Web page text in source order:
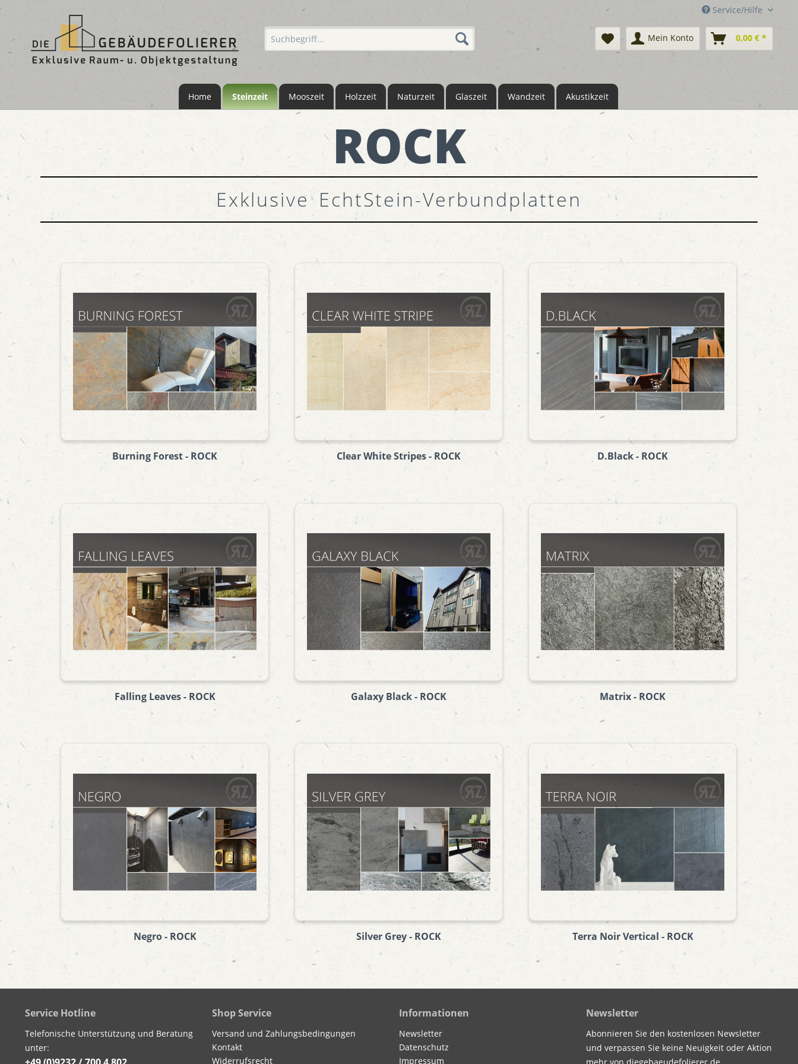
Service/Hilfe
Mein Konto 0,00 € *
Home Steinzeit Mooszeit Holzzeit Naturzeit Glaszeit Wandzeit Akustikzeit
ROCK
Exklusive EchtStein-Verbundplatten
Burning Forest - ROCK Clear White Stripes - ROCK D.Black - ROCK
Falling Leaves - ROCK Galaxy Black - ROCK Matrix - ROCK
Negro - ROCK Silver Grey - ROCK Terra Noir Vertical - ROCK
Service Hotline
Telefonische Unterstützung und Beratung
unter:
Shop Service
Versand und Zahlungsbedingungen
Kontakt
Widerrufsrecht
Informationen
Newsletter
Datenschutz
Impressum
Newsletter
Abonnieren Sie den kostenlosen Newsletter
und verpassen Sie keine Neuigkeit oder Aktion